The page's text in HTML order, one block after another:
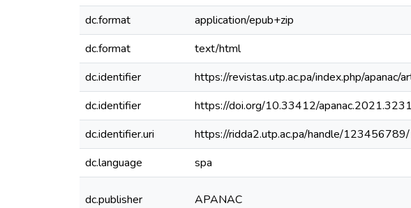
dc.format
application/epub+zip
dc.format
text/html
dc.identifier
https://revistas.utp.ac.pa/index.php/apanac/
dc.identifier
https://doi.org/10.33412/apanac.2021.3231
dc.identifier.uri
https://ridda2.utp.ac.pa/handle/
dc.language
spa
dc.publisher APANAC